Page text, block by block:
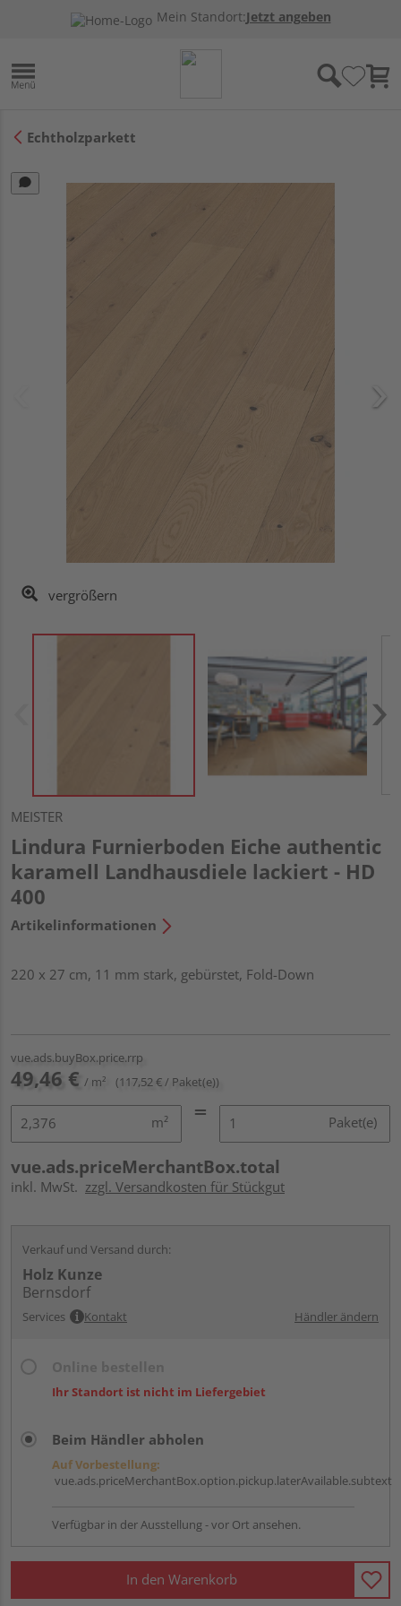
Mein Standort:Jetzt angeben
Echtholzparkett
vergrößern
MEISTER
Lindura Furnierboden Eiche authentic
karamell Landhausdiele lackiert - HD
400
Artikelinformationen
220 x 27 cm, 11 mm stark, gebürstet, Fold-Down
vue.ads.buyBox.price.rrp
49,46 € / m² (117,52 € / Paket(e))
m² Paket(e)
vue.ads.priceMerchantBox.total
inkl. MwSt. zzgl. Versandkosten für Stückgut
Verkauf und Versand durch:
Holz Kunze
Bernsdorf
Services Kontakt Händler ändern
Ihr Standort ist nicht im Liefergebiet
Beim Händler abholen
Auf Vorbestellung:
vue.ads.priceMerchantBox.option.pickup.laterAvailable.subtext
Verfügbar in der Ausstellung - vor Ort ansehen.
In den Warenkorb